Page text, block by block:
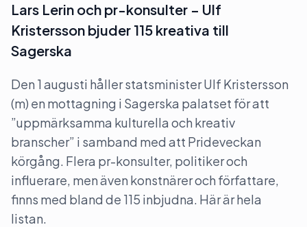
Lars Lerin och pr-konsulter – Ulf
Kristersson bjuder 115 kreativa till
Sagerska
Den 1 augusti håller statsminister Ulf Kristersson
(m) en mottagning i Sagerska palatset för att
”uppmärksamma kulturella och kreativ
branscher” i samband med att Prideveckan
körgång. Flera pr-konsulter, politiker och
influerare, men även konstnärer och författare,
finns med bland de 115 inbjudna. Här är hela
listan.